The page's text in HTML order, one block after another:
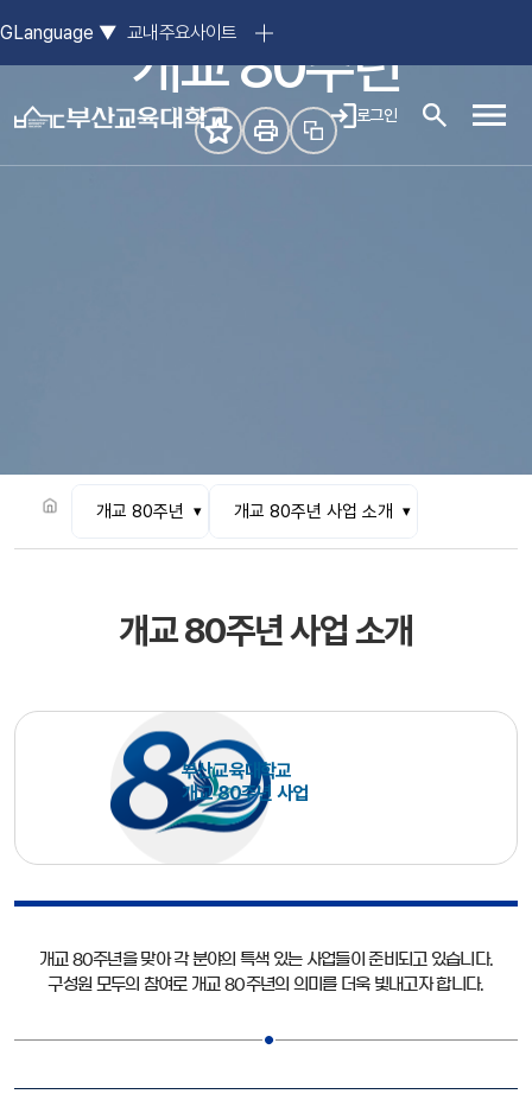
GLanguage ▼ 교내주요사이트
로그인 모바
개교 80주년
개교 80주년 개교 80주년 사업 소개
개교 80주년 사업 소개
부산교육대학교
개교 80주년 사업
개교 80주년을 맞아 각 분야의 특색 있는 사업들이 준비되고 있습니다.
구성원 모두의 참여로 개교 80주년의 의미를 더욱 빛내고자 합니다.